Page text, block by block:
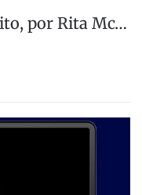
por Rita Mc…